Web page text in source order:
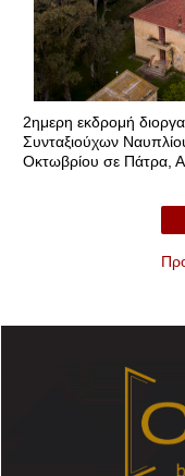
2ημερη εκδρομή
Συνταξιούχων
Οκτωβρίου σε Πάτρα,